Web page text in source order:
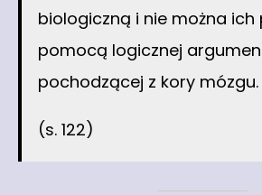
biologiczną i nie można ich
pomocą logicznej
pochodzącej z kory mózgu.
(s. 122)